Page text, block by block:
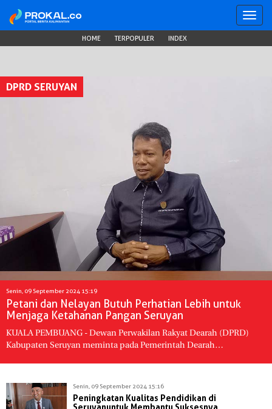
HOME TERPOPULER INDEX
DPRD SERUYAN
Senin, 09 September 2024 15:19
Petani dan Nelayan Butuh Perhatian Lebih untuk
Menjaga Ketahanan Pangan Seruyan
KUALA PEMBUANG - Dewan Perwakilan Rakyat Dearah (DPRD)
Kabupaten Seruyan meminta pada Pemerintah Dearah…
Senin, 09 September 2024 15:16
Peningkatan Kualitas Pendidikan di
Seruyanuntuk Membantu Suksesnya